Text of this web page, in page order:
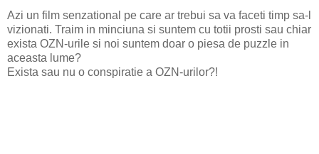
Azi un film senzational pe care ar trebui sa va faceti timp sa-l
vizionati. Traim in minciuna si suntem cu totii prosti sau chiar
exista OZN-urile si noi suntem doar o piesa de puzzle in
aceasta lume?
Exista sau nu o conspiratie a OZN-urilor?!